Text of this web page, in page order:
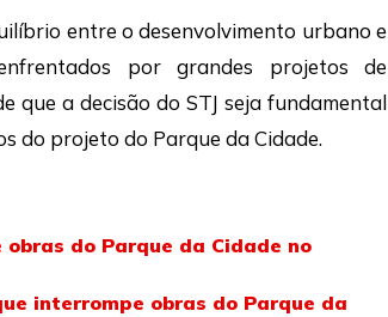
entre o desenvolvimento urbano e
por grandes projetos de
que a decisão do STJ seja fundamental
do projeto do Parque da Cidade.
do Parque da Cidade no
interrompe obras do Parque da